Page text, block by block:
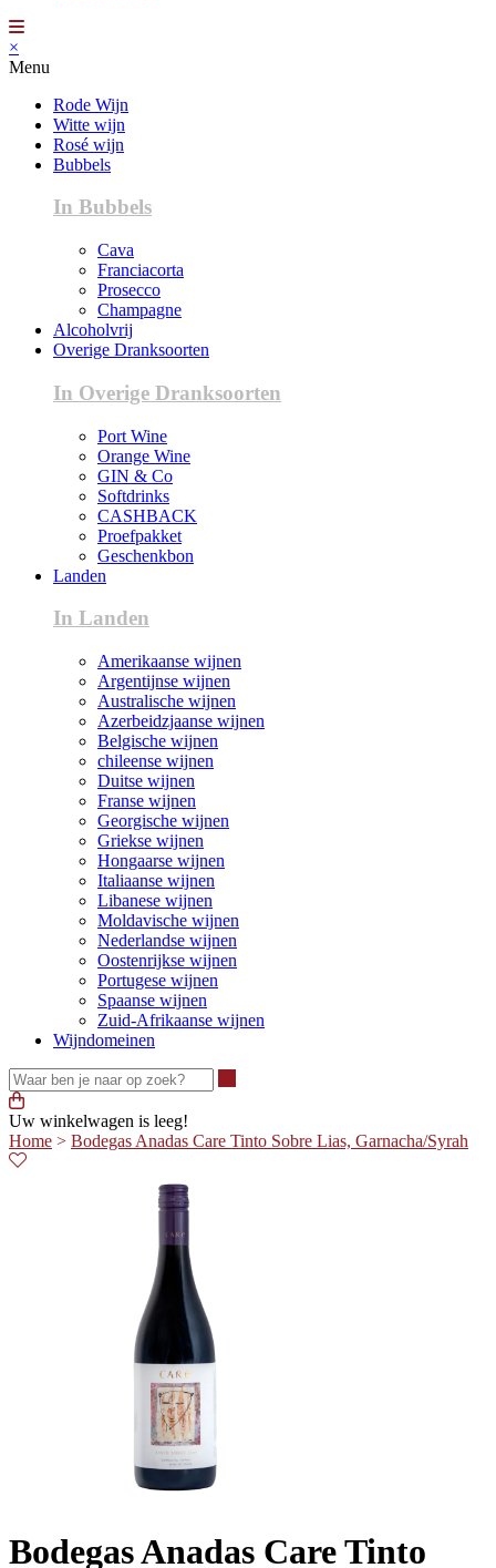
×
Menu
Rode Wijn
Witte wijn
Rosé wijn
Bubbels
In Bubbels
Cava
Franciacorta
Prosecco
Champagne
Alcoholvrij
Overige Dranksoorten
In Overige Dranksoorten
Port Wine
Orange Wine
GIN & Co
Softdrinks
CASHBACK
Proefpakket
Geschenkbon
Landen
In Landen
Amerikaanse wijnen
Argentijnse wijnen
Australische wijnen
Azerbeidzjaanse wijnen
Belgische wijnen
chileense wijnen
Duitse wijnen
Franse wijnen
Georgische wijnen
Griekse wijnen
Hongaarse wijnen
Italiaanse wijnen
Libanese wijnen
Moldavische wijnen
Nederlandse wijnen
Oostenrijkse wijnen
Portugese wijnen
Spaanse wijnen
Zuid-Afrikaanse wijnen
Wijndomeinen
Uw winkelwagen is leeg!
Home > Bodegas Anadas Care Tinto Sobre Lias, Garnacha/Syrah
Bodegas Anadas Care Tinto